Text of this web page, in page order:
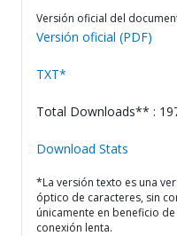
Versión oficial del
Versión oficial (PDF)
TXT*
Total Downloads** :
Download Stats
*La versión texto es una
óptico de caracteres, sin
únicamente en beneficio
conexión lenta.